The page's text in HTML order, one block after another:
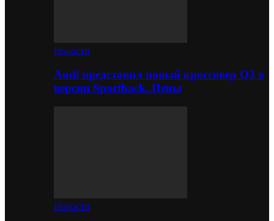
Новости
Audi представил новый кроссовер Q3 в
версии Sportback. Цены
Новости